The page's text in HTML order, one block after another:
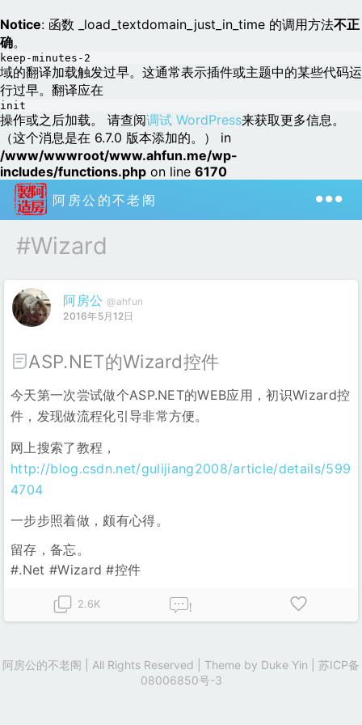
Notice: 函数 _load_textdomain_just_in_time 的调用方法不正
确。
keep-minutes-2
域的翻译加载触发过早。这通常表示插件或主题中的某些代码运
行过早。翻译应在
init
操作或之后加载。 请查阅调试 WordPress来获取更多信息。
（这个消息是在 6.7.0 版本添加的。） in
/www/wwwroot/www.ahfun.me/wp-
includes/functions.php on line 6170
阿房公的不老阁
#Wizard
阿房公 @ahfun
2016年5月12日
ASP.NET的Wizard控件
今天第一次尝试做个ASP.NET的WEB应用，初识Wizard控
件，发现做流程化引导非常方便。
网上搜索了教程，
http://blog.csdn.net/gulijiang2008/article/details/599
4704
一步步照着做，颇有心得。
留存，备忘。
#.Net #Wizard #控件
2.6K !
阿房公的不老阁 | All Rights Reserved | Theme by Duke Yin
苏ICP备
08006850号-3